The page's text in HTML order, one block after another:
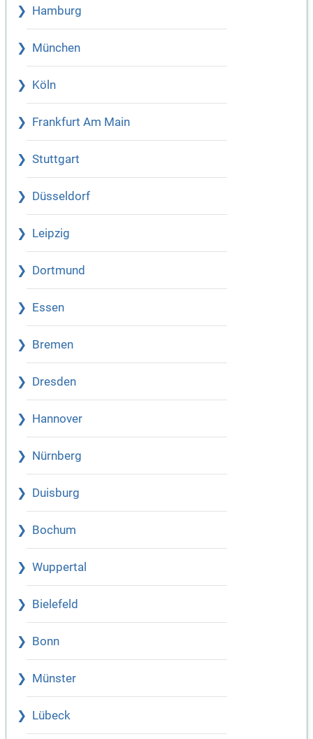
Hamburg
München
Köln
Frankfurt Am Main
Stuttgart
Düsseldorf
Leipzig
Dortmund
Essen
Bremen
Dresden
Hannover
Nürnberg
Duisburg
Bochum
Wuppertal
Bielefeld
Bonn
Münster
Lübeck